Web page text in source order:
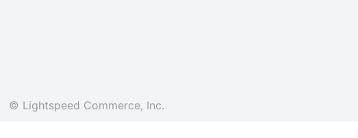
© Lightspeed Commerce, Inc.